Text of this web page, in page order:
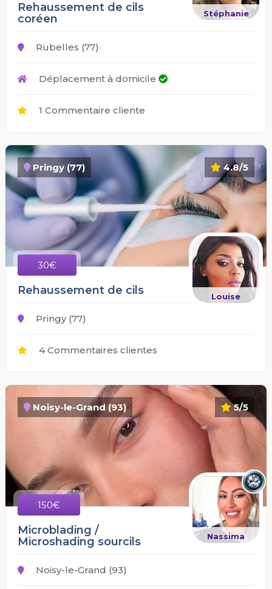
Stéphanie
Rehaussement de cils
coréen
Rubelles (77)
Déplacement à domicile
1 Commentaire cliente
4.8/5
Pringy (77)
30€
Louise
Rehaussement de cils
Pringy (77)
4 Commentaires clientes
5/5
Noisy-le-Grand (93)
150€
Nassima
Microblading /
Microshading sourcils
Noisy-le-Grand (93)